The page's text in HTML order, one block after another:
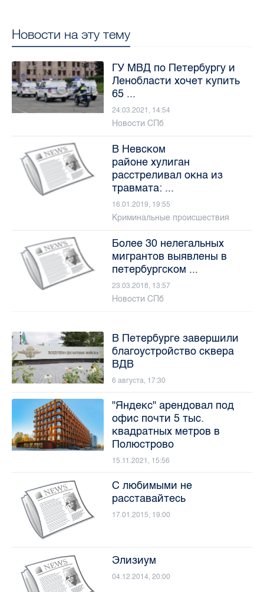
Новости на эту тему
ГУ МВД по Петербургу и
Ленобласти хочет купить
65 ...
24.03.2021, 14:54
Новости СПб
В Невском
районе хулиган
расстреливал окна из
травмата: ...
16.01.2019, 19:55
Криминальные происшествия
Более 30 нелегальных
мигрантов выявлены в
петербургском ...
23.03.2018, 13:57
Новости СПб
В Петербурге завершили
благоустройство сквера
ВДВ
6 августа, 17:30
"Яндекс" арендовал под
офис почти 5 тыс.
квадратных метров в
Полюстрово
15.11.2021, 15:56
С любимыми не
расставайтесь
17.01.2015, 19:00
Элизиум
04.12.2014, 20:00